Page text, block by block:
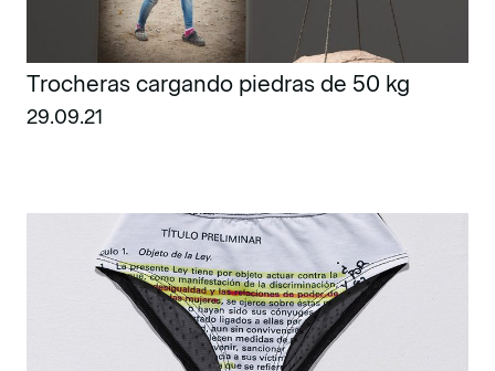
Trocheras cargando piedras de 50 kg
29.09.21